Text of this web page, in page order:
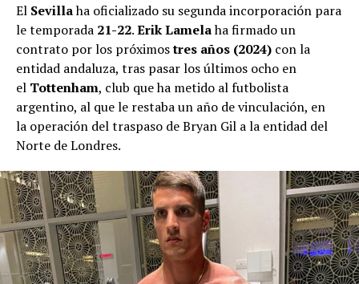
El Sevillaha oficializado su segunda incorporación para
le temporada 21-22.Erik Lamelaha firmado un
contrato por los próximostres años (2024) con la
entidad andaluza, tras pasar los últimos ocho en
el Tottenham, club que ha metido al futbolista
argentino, al que le restaba un año de vinculación, en
la operación del traspaso de Bryan Gil a la entidad del
Norte de Londres.